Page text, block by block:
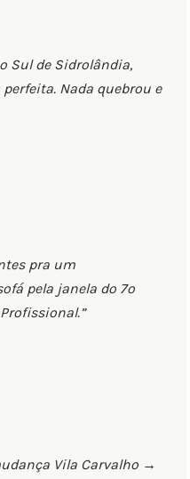
Sul de Sidrolândia,
Nada quebrou e
pra um
pela janela do 7º
Vila Carvalho →